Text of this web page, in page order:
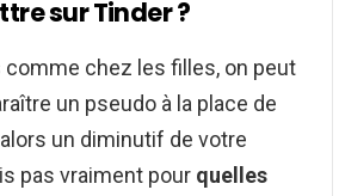
sur Tinder ?
comme chez les filles, on peut
un pseudo à la place de
un diminutif de votre
pas vraiment pour quelles